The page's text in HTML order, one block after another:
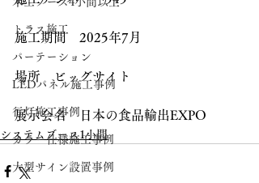
トラス施工
パーテーション
LEDパネル施工事例
行灯施工事例
カラー仕様施工事例
大型サイン設置事例
施工期間　2025年7月
場所　ビッグサイト
展示会名　日本の食品輸出EXPO
システムブース1小間